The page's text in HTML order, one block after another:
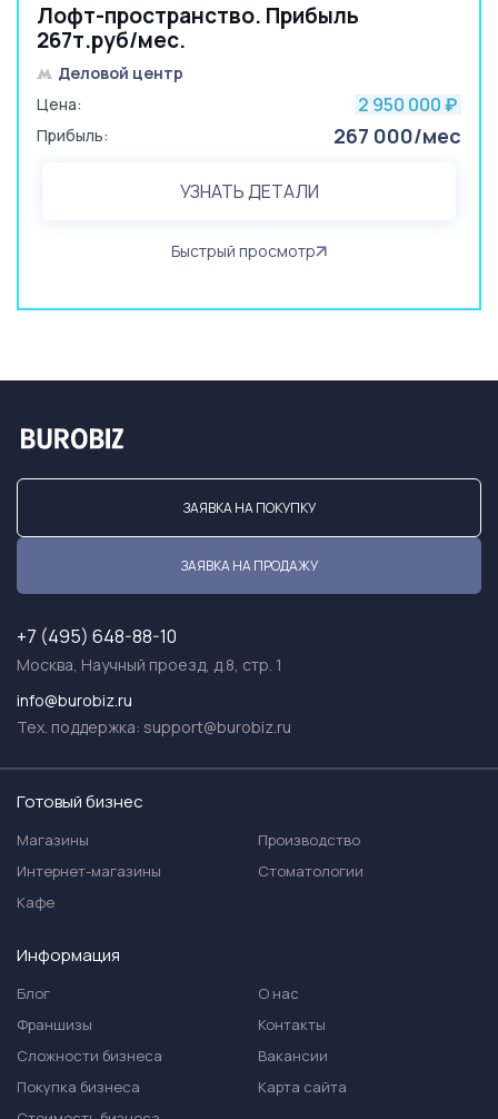
Лофт-пространство. Прибыль
267т.руб/мес.
Деловой центр
Цена:
2 950 000 ₽
Прибыль: 267 000/мес
УЗНАТЬ ДЕТАЛИ
Быстрый просмотр
ЗАЯВКА НА ПОКУПКУ
ЗАЯВКА НА ПРОДАЖУ
+7 (495) 648-88-10
Москва, Научный проезд, д.8, стр. 1
info@burobiz.ru
Тех. поддержка: support@burobiz.ru
Готовый бизнес
Магазины
Интернет-магазины
Кафе
Производство
Стоматологии
Информация
Блог
Франшизы
Сложности бизнеса
Покупка бизнеса
О нас
Контакты
Вакансии
Карта сайта